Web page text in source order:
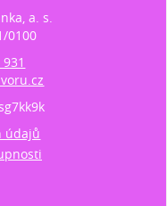
a. s.
0100
údajů